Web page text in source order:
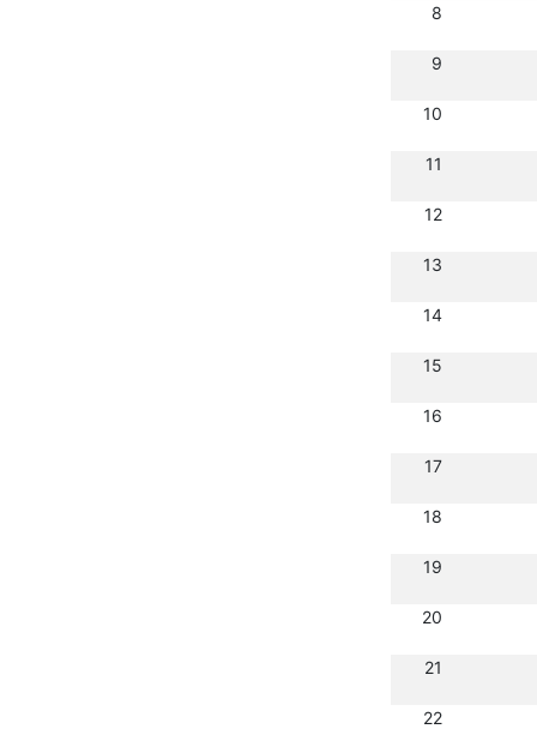
8
9
10
11
12
13
14
15
16
17
18
19
20
21
22